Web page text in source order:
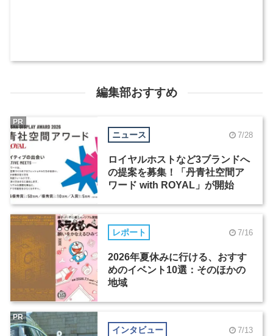
編集部おすすめ
ニュース 7/28
ロイヤルホストなど3ブランドへ
の提案を募集！「丹青社空間ア
ワード with ROYAL」が開始
PR
レポート 7/16
2026年夏休みに行ける、おすす
めのイベント10選：そのほかの
地域
インタビュー 7/13
PR